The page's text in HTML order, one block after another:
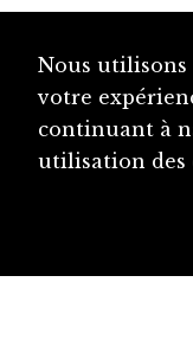
Nous utilisons
votre
continuant à
utilisation des